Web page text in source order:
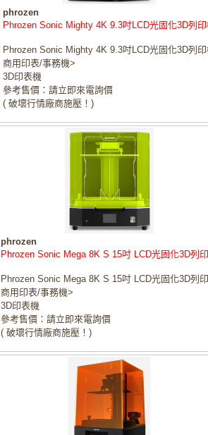
phrozen
Phrozen Sonic Mighty 4K 9.3吋LCD光固化3D列印
Phrozen Sonic Mighty 4K 9.3吋LCD光固化3D列印
商用印表/事務機>
3D印表機
參考售價：請立即來電詢價
( 破壞行情廠商施壓！)
phrozen
Phrozen Sonic Mega 8K S 15吋 LCD光固化3D列
Phrozen Sonic Mega 8K S 15吋 LCD光固化3D列
商用印表/事務機>
3D印表機
參考售價：請立即來電詢價
( 破壞行情廠商施壓！)